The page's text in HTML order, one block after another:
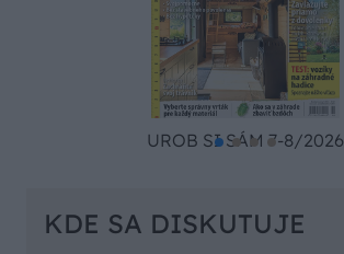
UROB SI SÁM 7-8/2026
KDE SA DISKUTUJE